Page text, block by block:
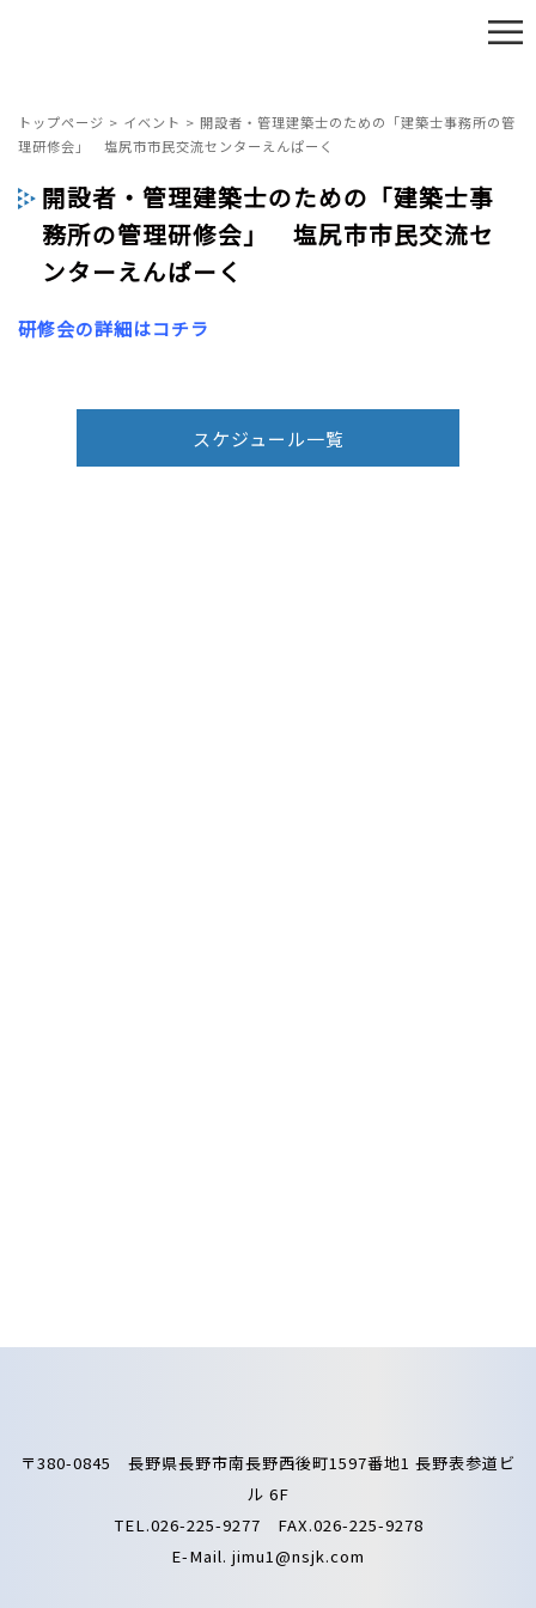
≡
トップページ > イベント > 開設者・管理建築士のための「建築士事務所の管
理研修会」 塩尻市市民交流センターえんぱーく
開設者・管理建築士のための「建築士事
務所の管理研修会」 塩尻市市民交流セ
ンターえんぱーく
研修会の詳細はコチラ
スケジュール一覧
〒380-0845 長野県長野市南長野西後町1597番地1 長野表参道ビ
ル 6F
TEL.026-225-9277 FAX.026-225-9278
E-Mail. jimu1@nsjk.com